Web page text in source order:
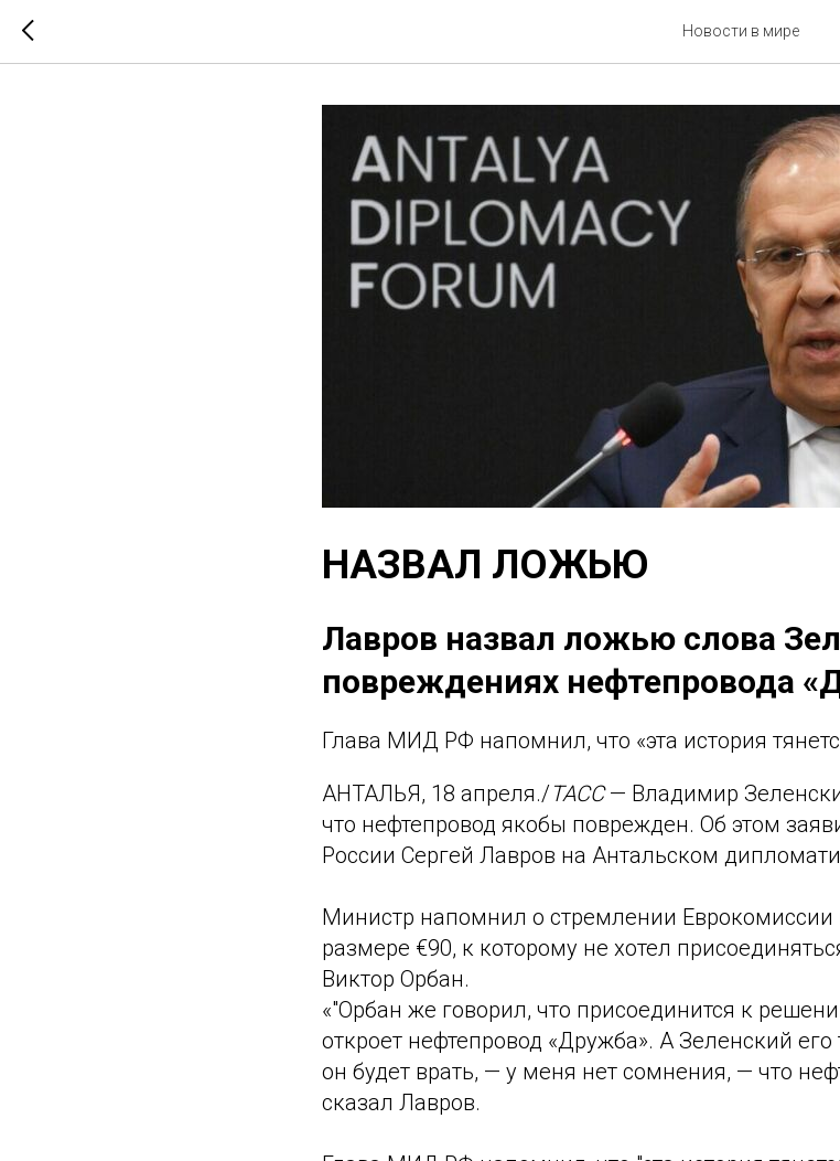
Новости в мире
НАЗВАЛ ЛОЖЬЮ
Лавров назвал ложью слова
повреждениях нефтепровода
Глава МИД РФ напомнил, что «эта история
АНТАЛЬЯ, 18 апреля./ТАСС— Владимир
что нефтепровод якобы поврежден. Об этом
России Сергей Лавров на Антальском
Министр напомнил о стремлении Еврокомиссии
размере €90, к которому не хотел
Виктор Орбан.
«"Орбан же говорил, что присоединится к
откроет нефтепровод «Дружба». А Зеленский
он будет врать, — у меня нет сомнения, — что
сказал Лавров.